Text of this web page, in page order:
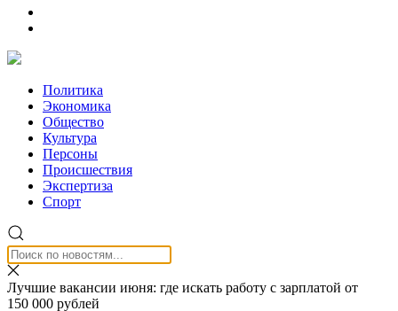
Политика
Экономика
Общество
Культура
Персоны
Происшествия
Экспертиза
Спорт
Лучшие вакансии июня: где искать работу с зарплатой от
150 000 рублей